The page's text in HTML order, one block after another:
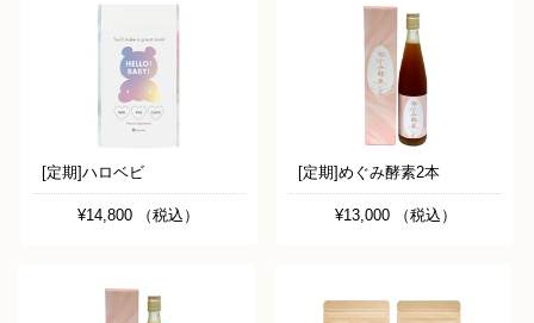
[定期]ハロベビ
¥14,800 （税込）
[定期]めぐみ酵素2本
¥13,000 （税込）